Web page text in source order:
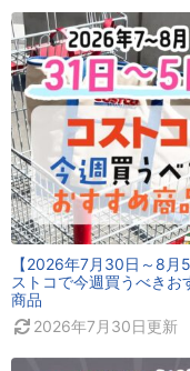
【2026年7月30日～8月
ストコで今週買うべきお
商品
2026年7月30日更新